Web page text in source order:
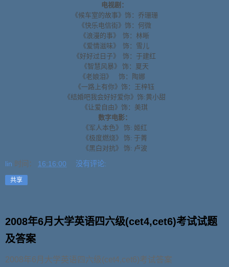
电视剧：
《候车室的故事》饰：乔珊珊
《快乐电信街》饰：何微
《浪漫的事》
饰：林晰
《爱情滋味》
饰：雪儿
《好好过日子》
饰：于建红
《智慧风暴》 饰：夏天
《老娘泪》
饰：陶娜
《一路上有你》饰：王梓钰
《结婚吧我会好好爱你》饰:黄小甜
《让爱自由》饰：美琪
数字电影：
《军人本色》 饰: 姬红
《极度燃烧》 饰: 于菁
《黑白对抗》 饰: 卢波
lin 时间： 16:16:00 没有评论:
共享
2008年6月大学英语四六级(cet4,cet6)考试试题
及答案
2008年6月大学英语四六级(cet4,cet6)考试答案